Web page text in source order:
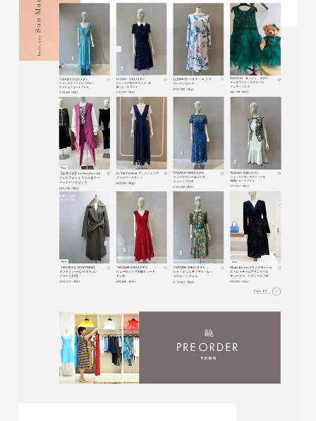
glitter8様 ECサイト制作
ECサイト
#アパレル・ファッション
#HTML/CSSコーディング
glitter8様 A4スタンドバナ
#アパレル・ファッション
#A4スタンドバナー
glitter8様 吹き出しPOP
#アパレル・ファッション
#吹き出しPOP